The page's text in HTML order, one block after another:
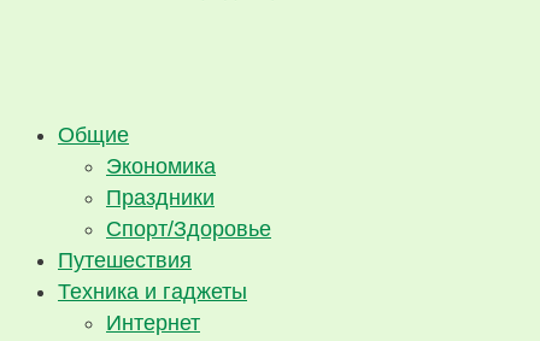
Общие
Экономика
Праздники
Спорт/Здоровье
Путешествия
Техника и гаджеты
Интернет